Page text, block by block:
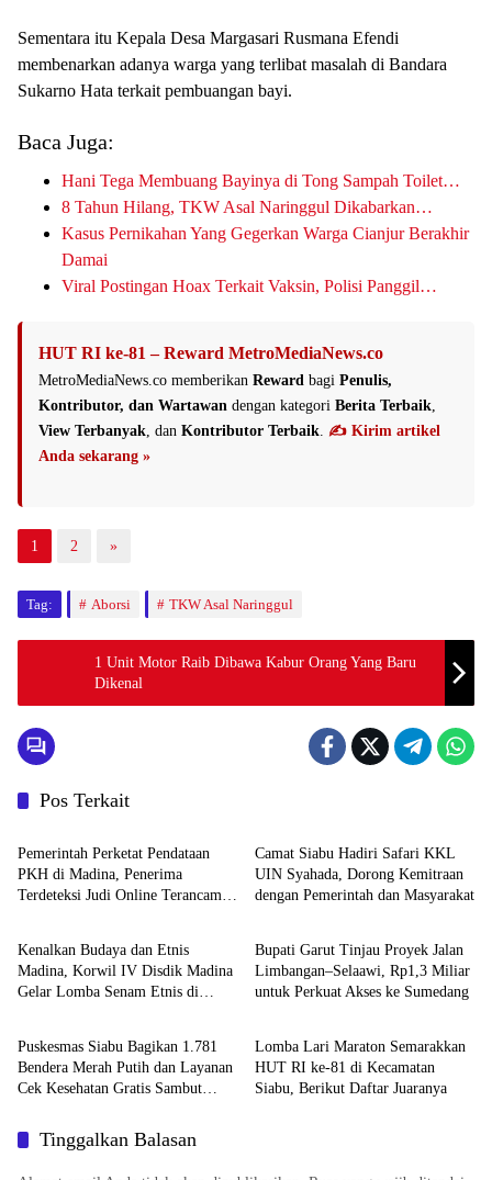
Sementara itu Kepala Desa Margasari Rusmana Efendi
membenarkan adanya warga yang terlibat masalah di Bandara
Sukarno Hata terkait pembuangan bayi.
Baca Juga:
Hani Tega Membuang Bayinya di Tong Sampah Toilet…
8 Tahun Hilang, TKW Asal Naringgul Dikabarkan…
Kasus Pernikahan Yang Gegerkan Warga Cianjur Berakhir
Damai
Viral Postingan Hoax Terkait Vaksin, Polisi Panggil…
HUT RI ke-81 – Reward MetroMediaNews.co
MetroMediaNews.co memberikan Reward bagi Penulis,
Kontributor, dan Wartawan dengan kategori Berita Terbaik,
View Terbanyak, dan Kontributor Terbaik. ✍️ Kirim artikel
Anda sekarang »
1 2 »
Tag: Aborsi TKW Asal Naringgul
1 Unit Motor Raib Dibawa Kabur Orang Yang Baru
Dikenal
Pos Terkait
HOME
Pemerintah Perketat Pendataan
PKH di Madina, Penerima
Terdeteksi Judi Online Terancam
Camat Siabu Hadiri Safari KKL
UIN Syahada, Dorong Kemitraan
dengan Pemerintah dan Masyarakat
Daerah
Kenalkan Budaya dan Etnis
Madina, Korwil IV Disdik Madina
Gelar Lomba Senam Etnis di
Daerah
Bupati Garut Tinjau Proyek Jalan
Limbangan–Selaawi, Rp1,3 Miliar
untuk Perkuat Akses ke Sumedang
Daerah
Puskesmas Siabu Bagikan 1.781
Bendera Merah Putih dan Layanan
Cek Kesehatan Gratis Sambut
Daerah
Lomba Lari Maraton Semarakkan
HUT RI ke-81 di Kecamatan
Siabu, Berikut Daftar Juaranya
Tinggalkan Balasan